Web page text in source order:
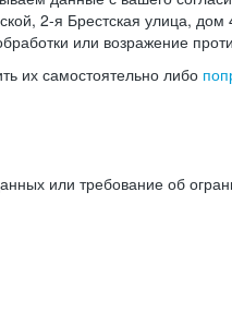
2-я Брестская улица,
или возражение
их самостоятельно либо
или требование об